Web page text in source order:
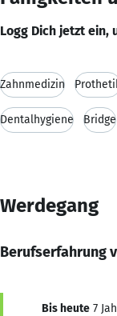
Logg Dich jetzt ein,
Zahnmedizin
Dentalhygiene Bridge
Werdegang
Berufserfahrung
Bis heute 7